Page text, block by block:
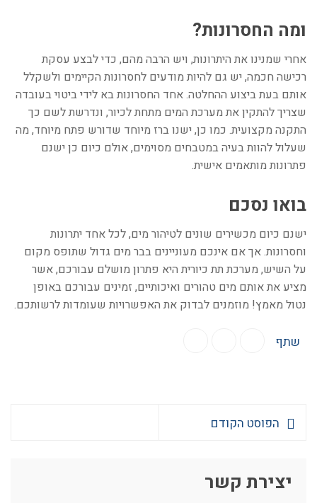
ומה החסרונות?
אחרי שמנינו את היתרונות, ויש הרבה מהם, כדי לבצע עסקת
רכישה חכמה, יש גם להיות מודעים לחסרונות הקיימים ולשקלל
אותם בעת ביצוע ההחלטה. אחד החסרונות בא לידי ביטוי בעובדה
שצריך להתקין את מערכת המים מתחת לכיור, ונדרשת לשם כך
התקנה מקצועית. כמו כן, ישנו ברז מיוחד שדורש פתח מיוחד, מה
שעלול להוות בעיה במטבחים מסוימים, אולם כיום כן ישנם
פתרונות מותאמים אישית.
בואו נסכם
ישנם כיום מכשירים שונים לטיהור מים, לכל אחד יתרונות
וחסרונות. אך אם אינכם מעוניינים בבר מים גדול שתופס מקום
על השיש, מערכת תת כיורית היא פתרון מושלם עבורכם, אשר
מציע את אותם מים טהורים ואיכותיים, זמינים עבורכם באופן
נטול מאמץ! מוזמנים לבדוק את האפשרויות שעומדות לרשותכם.
שתף
הפוסט הקודם
יצירת קשר